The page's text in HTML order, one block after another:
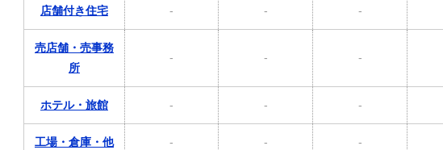
店舗付き住宅 - - -
売店舗・売事務
所
- - -
ホテル・旅館 - - -
工場・倉庫・他 - - -